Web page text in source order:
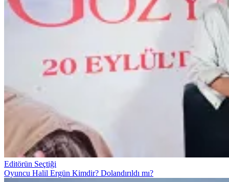
Editörün Seçtiği
Oyuncu Halil Ergün Kimdir? Dolandırıldı mı?